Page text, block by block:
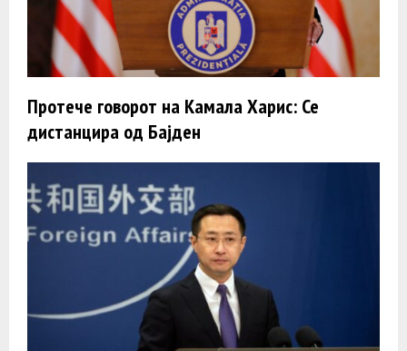
Протече говорот на Камала Харис: Се
дистанцира од Бајден